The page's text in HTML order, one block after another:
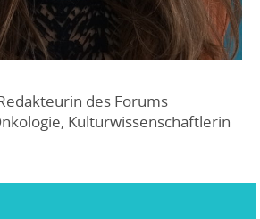
des Forums
Kulturwissenschaftlerin